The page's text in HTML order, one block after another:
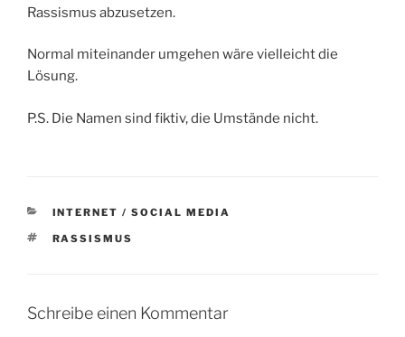
Rassismus abzusetzen.
Normal miteinander umgehen wäre vielleicht die
Lösung.
P.S. Die Namen sind fiktiv, die Umstände nicht.
KATEGORIEN
INTERNET / SOCIAL MEDIA
SCHLAGWÖRTER
RASSISMUS
Schreibe einen Kommentar